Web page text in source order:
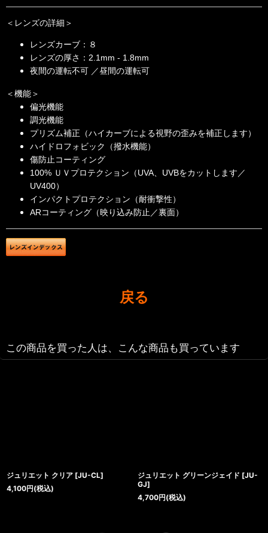
＜レンズの詳細＞
レンズカーブ：８
レンズの厚さ：2.1mm - 1.8mm
夜間の運転不可 ／昼間の運転可
＜機能＞
偏光機能
調光機能
プリズム補正（ハイカーブによる視野の歪みを補正します）
ハイドロフォビック（撥水機能）
傷防止コーティング
100% ＵＶプロテクション（UVA、UVBをカットします／
UV400）
インパクトプロテクション（耐衝撃性）
ARコーティング（映り込み防止／裏面）
戻る
この商品を買った人は、こんな商品も買っています
ジュリエット クリア [JU-CL]
4,100円(税込)
ジュリエット グリーンジェイド [JU-
GJ]
4,700円(税込)